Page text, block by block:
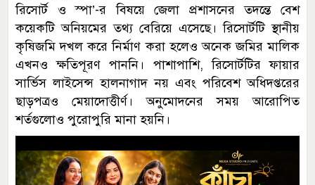
রিসোর্ট ও স্পা’-র বিষয়ে জেলা প্রশাসনের তদন্তে বেশ
কয়েকটি অনিয়মের তথ্য বেরিয়ে এসেছে। রিসোর্টটি স্থানীয়
কৃষিজমি দখল করে নির্মাণ করা হলেও অনেক জমির মালিক
এখনও ক্ষতিপূরণ পাননি। পাশাপাশি, রিসোর্টটির ফায়ার
সার্ভিস লাইসেন্স হালনাগাদ নয় এবং পরিবেশ অধিদপ্তরের
ছাড়পত্রও মেয়াদোত্তীর্ণ। অনুমোদনের সময় আরোপিত
শর্তগুলোও পুরোপুরি মানা হয়নি।